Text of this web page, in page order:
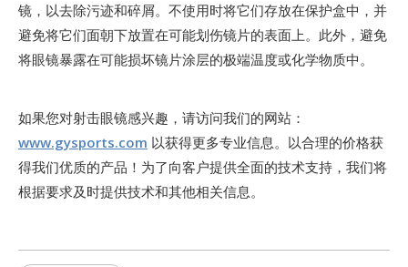
镜，以去除污迹和碎屑。不使用时将它们存放在保护盒中，并
避免将它们面朝下放置在可能划伤镜片的表面上。此外，避免
将眼镜暴露在可能损坏镜片涂层的极端温度或化学物质中。
如果您对射击眼镜感兴趣，请访问我们的网站：
www.gysports.com 以获得更多专业信息。以合理的价格获
得我们优质的产品！为了向客户提供全面的技术支持，我们将
根据要求及时提供技术和其他相关信息。